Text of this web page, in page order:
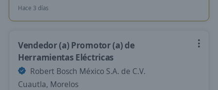
Hace 3 días
Vendedor (a) Promotor (a) de
Herramientas Eléctricas
Robert Bosch México S.A. de C.V.
Cuautla, Morelos